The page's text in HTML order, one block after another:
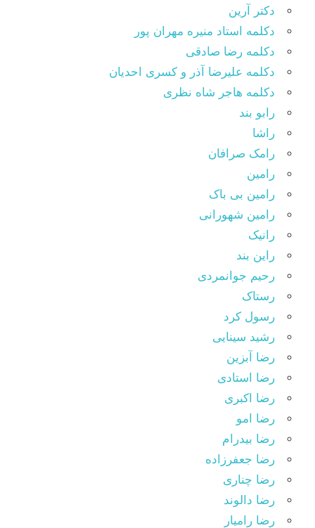
دکتر آرین
دکلمه استاد منیره مهران پور
دکلمه رضا صادقی
دکلمه علیرضا آذر و کسری احدیان
دکلمه هاجر شاه نظری
رابو بند
راشا
رامک صرافان
رامین
رامین بی باک
رامین شهورانی
رانیک
راین بند
رحیم جوانمردی
رستاک
رسول کرد
رشید سینایی
رضا آبزین
رضا استادی
رضا اکبری
رضا امو
رضا بیدرام
رضا جعفرزاده
رضا چناری
رضا دالوند
رضا رامیار